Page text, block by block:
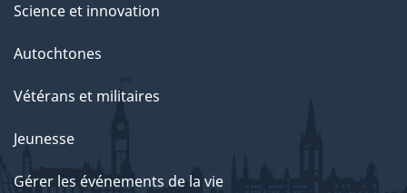
Science et innovation
Autochtones
Vétérans et militaires
Jeunesse
Gérer les événements de la vie